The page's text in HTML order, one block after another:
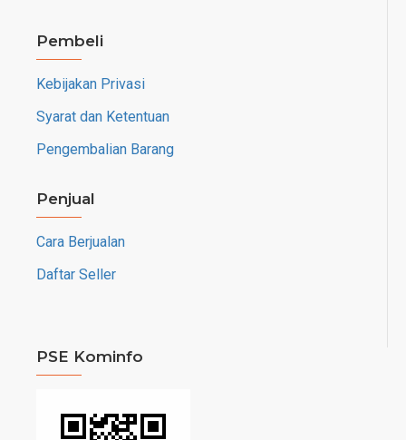
Pembeli
Kebijakan Privasi
Syarat dan Ketentuan
Pengembalian Barang
Penjual
Cara Berjualan
Daftar Seller
PSE Kominfo